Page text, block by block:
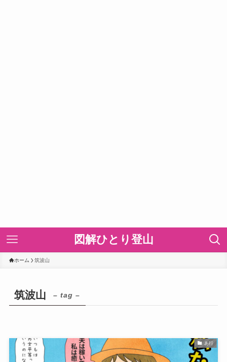
図解ひとり登山
ホーム 筑波山
筑波山 – tag –
あ行